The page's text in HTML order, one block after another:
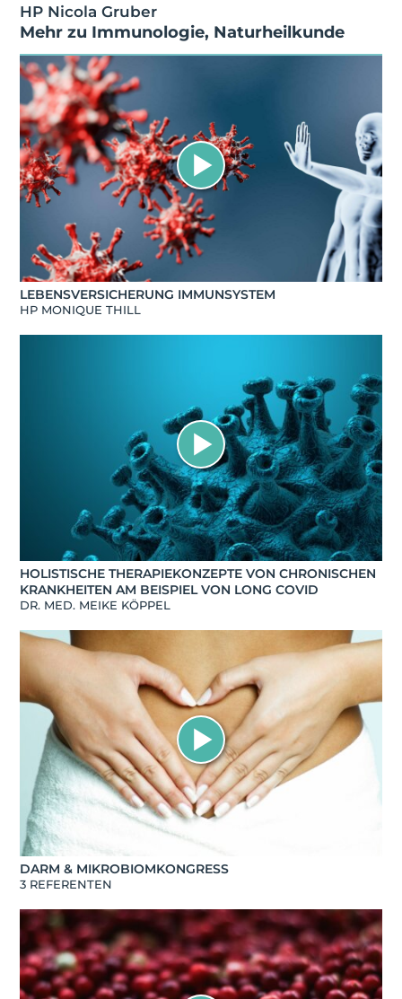
HP Nicola Gruber
Mehr zu Immunologie, Naturheilkunde
LEBENSVERSICHERUNG IMMUNSYSTEM
HP MONIQUE THILL
HOLISTISCHE THERAPIEKONZEPTE VON CHRONISCHEN
KRANKHEITEN AM BEISPIEL VON LONG COVID
DR. MED. MEIKE KÖPPEL
DARM & MIKROBIOMKONGRESS
3 REFERENTEN